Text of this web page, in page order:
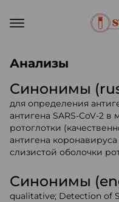
Анализы
Синонимы
для определения
антигена SARS-CoV-2 в
ротоглотки
антигена коронавируса
слизистой оболочки
Синонимы
qualitative; Detection of